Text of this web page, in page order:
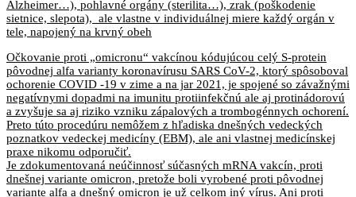
Alzheimer…), pohlavné orgány (sterilita…), zrak (poškodenie
sietnice, slepota), ale vlastne v individuálnej miere každý orgán v
tele, napojený na krvný obeh
Očkovanie proti „omicronu“ vakcínou kódujúcou celý S-protein
pôvodnej alfa varianty koronavírusu SARS CoV-2, ktorý spôsoboval
ochorenie COVID -19 v zime a na jar 2021, je spojené so závažnými
negatívnymi dopadmi na imunitu protiinfekčnú ale aj protinádorovú
a zvyšuje sa aj riziko vzniku zápalových a trombogénnych ochorení.
Preto túto procedúru nemôžem z hľadiska dnešných vedeckých
poznatkov vedeckej medicíny (EBM), ale ani vlastnej medicínskej
praxe nikomu odporučiť.
Je zdokumentovaná neúčinnosť súčasných mRNA vakcín, proti
dnešnej variante omicron, pretože boli vyrobené proti pôvodnej
variante alfa a dnešný omicron je už celkom iný vírus. Ani proti